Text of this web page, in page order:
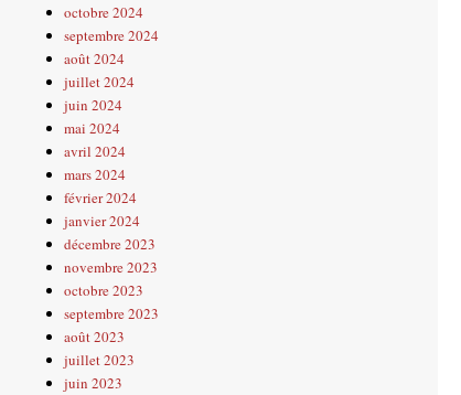
octobre 2024
septembre 2024
août 2024
juillet 2024
juin 2024
mai 2024
avril 2024
mars 2024
février 2024
janvier 2024
décembre 2023
novembre 2023
octobre 2023
septembre 2023
août 2023
juillet 2023
juin 2023